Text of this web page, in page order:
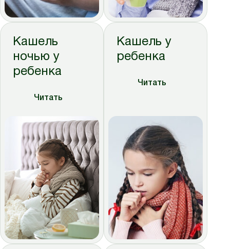
Кашель
ночью у
ребенка
Читать
Кашель у
ребенка
Читать